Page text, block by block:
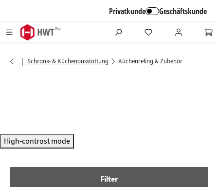
Privatkunde Geschäftskunde
| Schrank- & Küchenausstattung Küchenreling & Zubehör
High-contrast mode
Filter